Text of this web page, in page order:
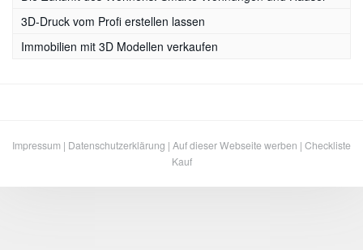
3D-Druck vom Profi erstellen lassen
Immobilien mit 3D Modellen verkaufen
Impressum | Datenschutzerklärung | Auf dieser Webseite werben | Checkliste
Kauf